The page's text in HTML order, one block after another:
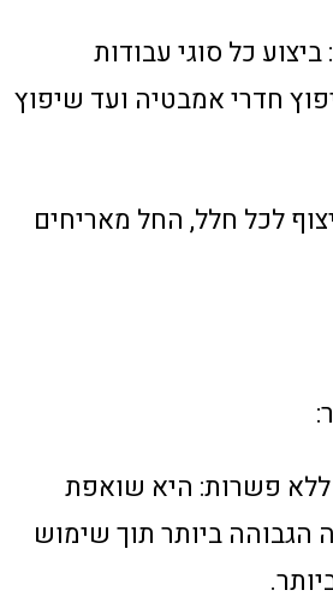
: ביצוע כל סוגי עבודות
חדרי אמבטיה ועד שיפוץ
לכל חלל, החל מאריחים
ללא פשרות: היא שואפת
הגבוהה ביותר תוך שימוש